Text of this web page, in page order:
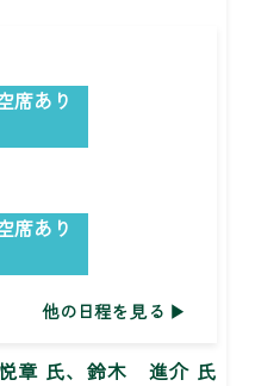
席あり
席あり
他の日程を見る
章 氏、鈴木 進介 氏